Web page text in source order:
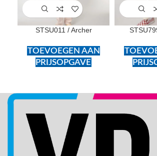
STSU011 / Archer
TOEVOEGEN AAN
PRIJSOPGAVE